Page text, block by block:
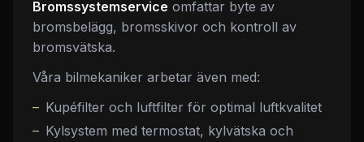
Bromssystemservice omfattar byte av
bromsbelägg, bromsskivor och kontroll av
bromsvätska.
Våra bilmekaniker arbetar även med:
Kupéfilter och luftfilter för optimal luftkvalitet
Kylsystem med termostat, kylvätska och